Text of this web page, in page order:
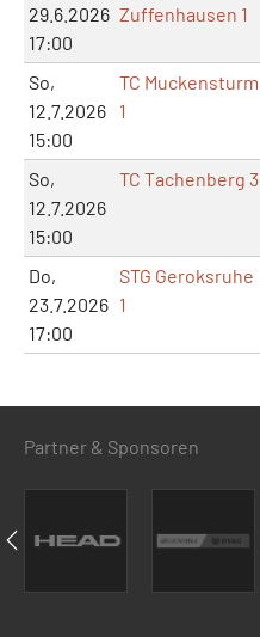
29.6.2026
17:00
Zuffenhausen 1
So,
12.7.2026
15:00
TC Muckensturm
1
So,
12.7.2026
15:00
TC Tachenberg 3
Do,
23.7.2026
17:00
STG Geroksruhe
1
Partner & Sponsoren